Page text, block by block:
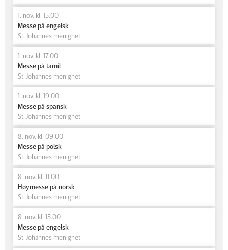
1. nov. kl. 15.00
Messe på engelsk
St. Johannes menighet
1. nov. kl. 17.00
Messe på tamil
St. Johannes menighet
1. nov. kl. 19.00
Messe på spansk
St. Johannes menighet
8. nov. kl. 09.00
Messe på polsk
St. Johannes menighet
8. nov. kl. 11.00
Høymesse på norsk
St. Johannes menighet
8. nov. kl. 15.00
Messe på engelsk
St. Johannes menighet